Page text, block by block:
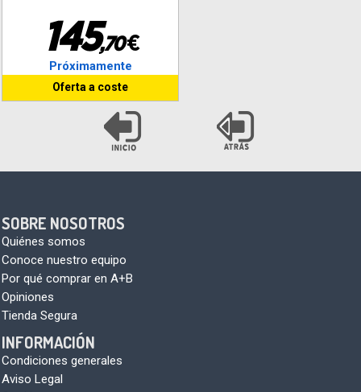
145,70€
Próximamente
Oferta a coste
SOBRE NOSOTROS
Quiénes somos
Conoce nuestro equipo
Por qué comprar en A+B
Opiniones
Tienda Segura
INFORMACIÓN
Condiciones generales
Aviso Legal